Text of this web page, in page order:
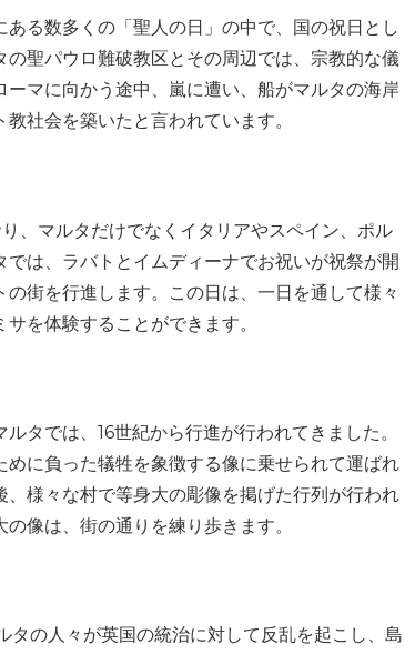
る数多くの「聖人の日」の中で、国の祝日とし
の聖パウロ難破教区とその周辺では、宗教的な儀
マに向かう途中、嵐に遭い、船がマルタの海岸
社会を築いたと言われています。
、マルタだけでなくイタリアやスペイン、ポル
は、ラバトとイムディーナでお祝いが祝祭が開
街を行進します。この日は、一日を通して様々
を体験することができます。
タでは、16世紀から行進が行われてきました。
に負った犠牲を象徴する像に乗せられて運ばれ
様々な村で等身大の彫像を掲げた行列が行われ
像は、街の通りを練り歩きます。
タの人々が英国の統治に対して反乱を起こし、島